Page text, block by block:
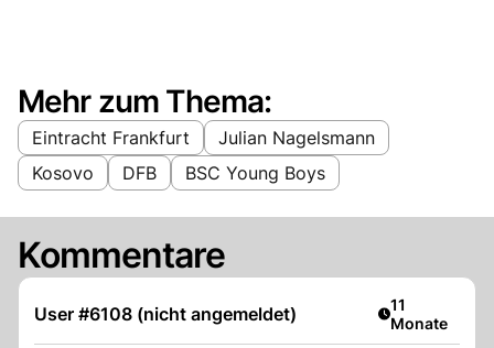
Mehr zum Thema:
Eintracht Frankfurt
Julian Nagelsmann
Kosovo
DFB BSC Young Boys
Kommentare
User #6108 (nicht angemeldet) Artikel
11
Monate